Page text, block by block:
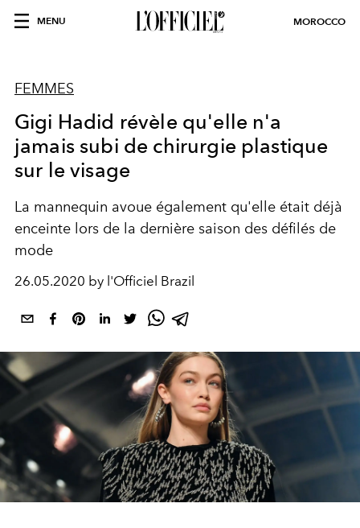
MENU MOROCCO
FEMMES
Gigi Hadid révèle qu'elle n'a
jamais subi de chirurgie plastique
sur le visage
La mannequin avoue également qu'elle était déjà
enceinte lors de la dernière saison des défilés de
mode
26.05.2020 by l'Officiel Brazil